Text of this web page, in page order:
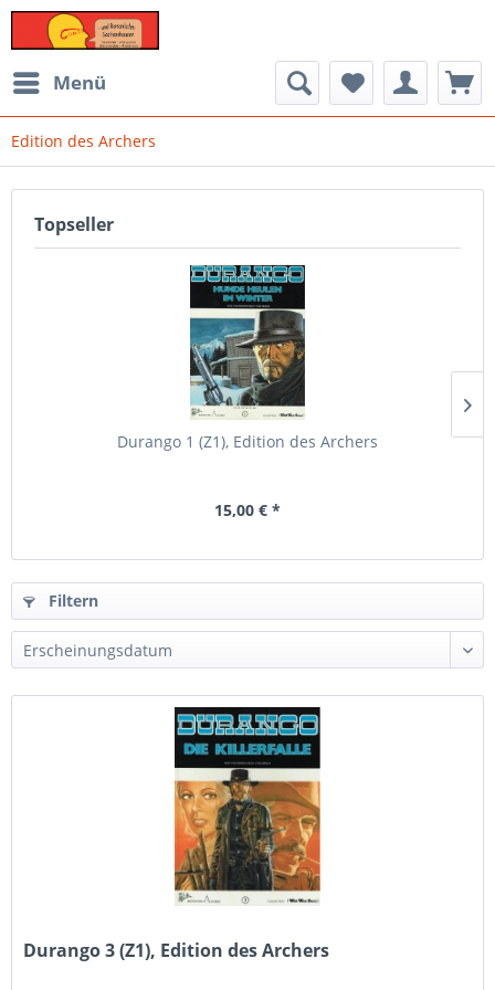
Menü
Edition des Archers
Topseller
Durango 1 (Z1), Edition des Archers
15,00 € *
Filtern
Durango 3 (Z1), Edition des Archers